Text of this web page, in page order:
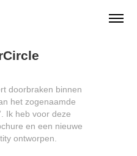
doorbraken binnen
het zogenaamde
Ik heb voor deze
en een nieuwe
ontworpen.